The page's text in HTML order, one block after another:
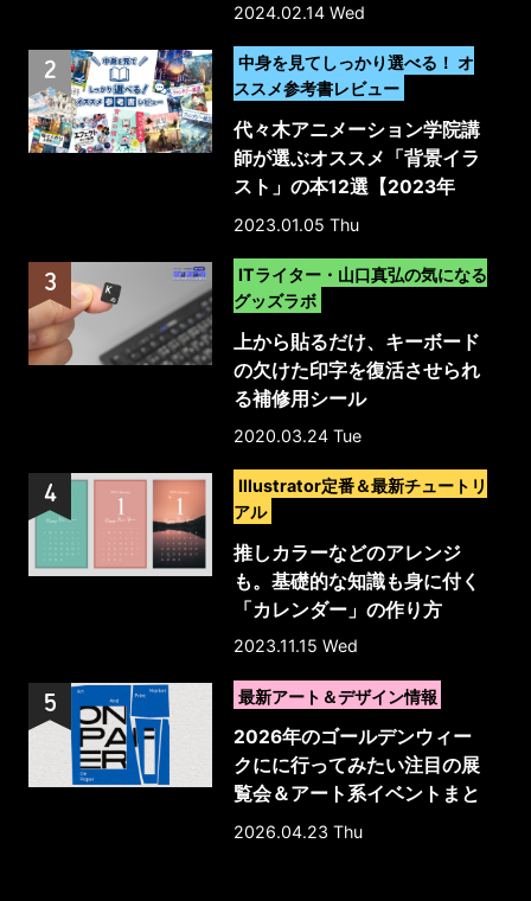
2024.02.14 Wed
中身を見てしっかり選べる！ オ
ススメ参考書レビュー
代々木アニメーション学院講
師が選ぶオススメ「背景イラ
スト」の本12選【2023年
版】
2023.01.05 Thu
ITライター・山口真弘の気になる
グッズラボ
上から貼るだけ、キーボード
の欠けた印字を復活させられ
る補修用シール
2020.03.24 Tue
Illustrator定番＆最新チュートリ
アル
推しカラーなどのアレンジ
も。基礎的な知識も身に付く
「カレンダー」の作り方
2023.11.15 Wed
最新アート＆デザイン情報
2026年のゴールデンウィー
クにに行ってみたい注目の展
覧会＆アート系イベントまと
め 10選
2026.04.23 Thu